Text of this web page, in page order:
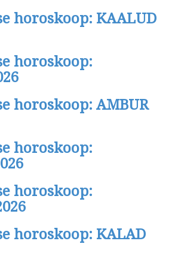
horoskoop: KAALUD
horoskoop:
horoskoop: AMBUR
horoskoop:
horoskoop:
horoskoop: KALAD